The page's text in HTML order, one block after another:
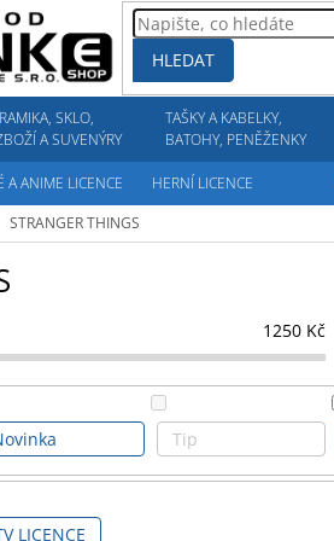
HLEDAT
SKLO,
A SUVENÝRY
TAŠKY A KABELKY,
BATOHY, PENĚŽENKY
A ANIME LICENCE HERNÍ LICENCE
STRANGER THINGS
1250 Kč
Tip
LICENCE